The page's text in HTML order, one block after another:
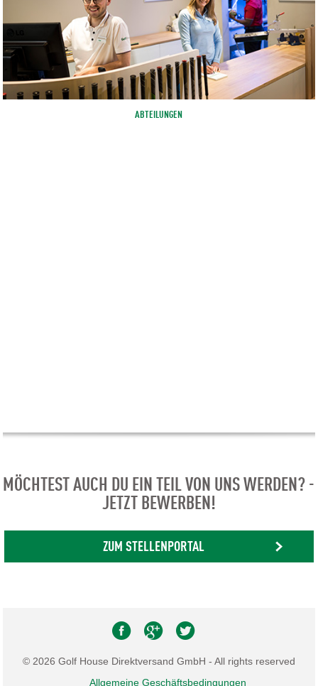
ABTEILUNGEN
MÖCHTEST AUCH DU EIN TEIL VON UNS WERDEN? -
JETZT BEWERBEN!
ZUM STELLENPORTAL
© 2026 Golf House Direktversand GmbH - All rights reserved
Allgemeine Geschäftsbedingungen